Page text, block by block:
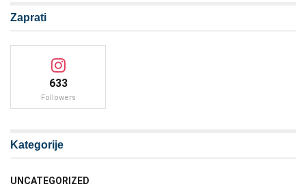
Zaprati
633
Followers
Kategorije
UNCATEGORIZED